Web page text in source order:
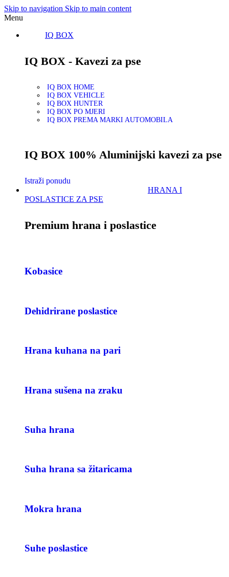
Skip to navigation Skip to main content
Menu
IQ BOX
IQ BOX - Kavezi za pse
IQ BOX HOME
IQ BOX VEHICLE
IQ BOX HUNTER
IQ BOX PO MJERI
IQ BOX PREMA MARKI AUTOMOBILA
IQ BOX 100% Aluminijski kavezi za pse
Istraži ponudu
HRANA I
POSLASTICE ZA PSE
Premium hrana i poslastice
Kobasice
Dehidrirane poslastice
Hrana kuhana na pari
Hrana sušena na zraku
Suha hrana
Suha hrana sa žitaricama
Mokra hrana
Suhe poslastice